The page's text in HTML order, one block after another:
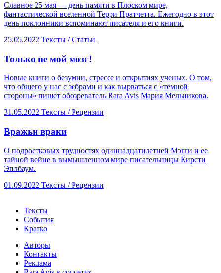
Славное 25 мая — день памяти в Плоском мире,
фантастической вселенной Терри Пратчетта. Ежегодно в этот
день поклонники вспоминают писателя и его книги.
25.05.2022 Тексты /Статьи
Только не мой мозг!
Новые книги о безумии, стрессе и открытиях ученых. О том,
что общего у нас с зебрами и как вырваться с «темной
стороны» пишет обозреватель Rara Avis Мария Мельникова.
31.05.2022 Тексты /Рецензии
​Вражьи враки
О подростковых трудностях одиннадцатилетней Мэгги и ее
тайной войне в вымышленном мире писательницы Кирсти
Эплбаум.
01.09.2022 Тексты /Рецензии
Тексты
События
Кратко
Авторы
Контакты
Реклама